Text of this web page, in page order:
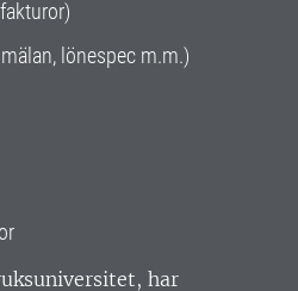
lönespec m.m.)
har